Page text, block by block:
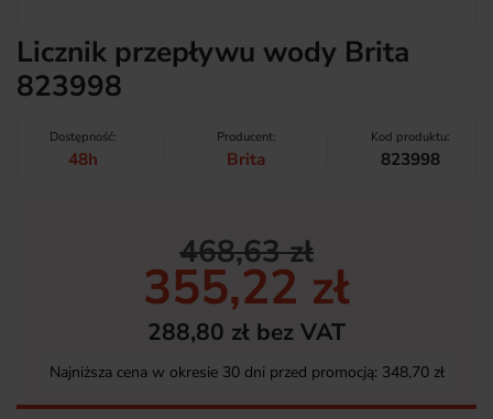
Licznik przepływu wody Brita
823998
Dostępność:
48h
Producent:
Brita
Kod produktu:
823998
468,63 zł
355,22 zł
288,80 zł bez VAT
Najniższa cena w okresie 30 dni przed promocją: 348,70 zł